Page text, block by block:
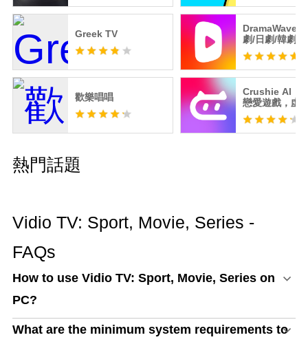
Greek TV
DramaWave-
劇/日劇/韓劇
襲精彩絕倫
歡樂唱唱
Crushie Al：
戀愛遊戲，虛
帶來真實心動
熱門話題
Vidio TV: Sport, Movie, Series -
FAQs
How to use Vidio TV: Sport, Movie, Series on
PC?
What are the minimum system requirements to